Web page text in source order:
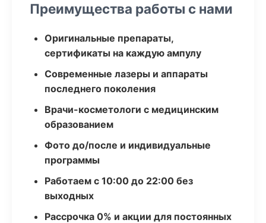
Преимущества работы с нами
Оригинальные препараты,
сертификаты на каждую ампулу
Современные лазеры и аппараты
последнего поколения
Врачи-косметологи с медицинским
образованием
Фото до/после и индивидуальные
программы
Работаем с 10:00 до 22:00 без
выходных
Рассрочка 0% и акции для постоянных